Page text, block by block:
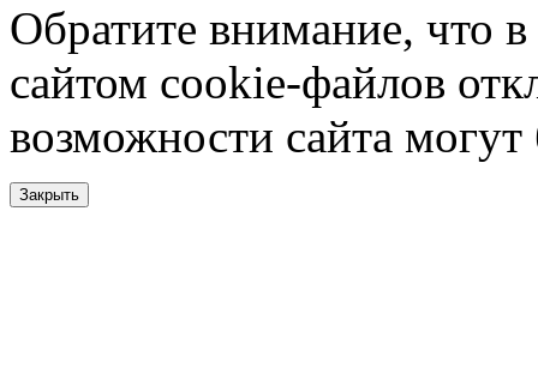
Обратите внимание, что в
сайтом cookie-файлов
возможности сайта
Закрыть